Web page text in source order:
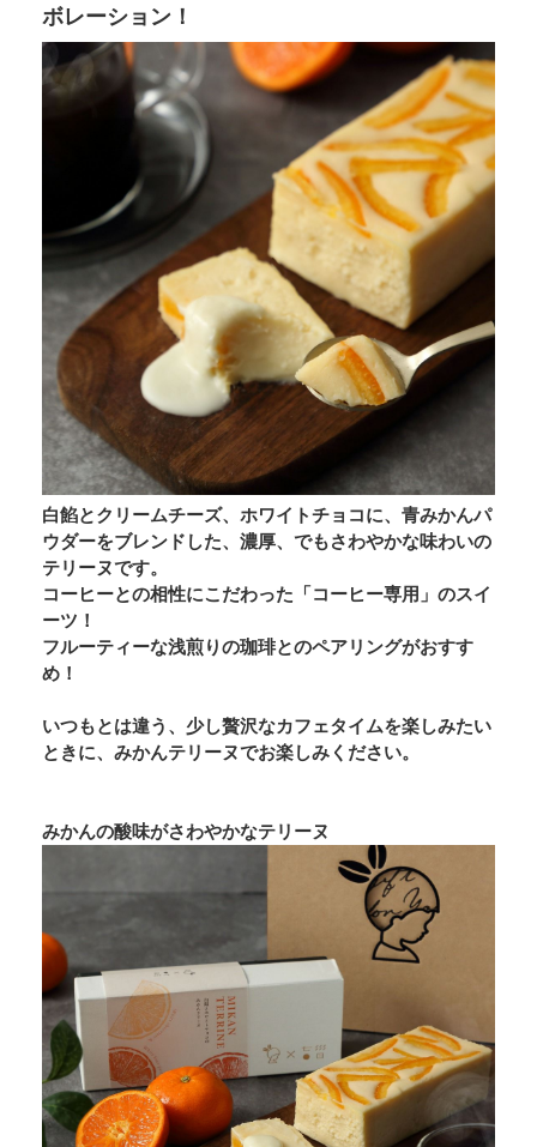
ボレーション！
白餡とクリームチーズ、ホワイトチョコに、青みかんパ
ウダーをブレンドした、濃厚、でもさわやかな味わいの
テリーヌです。
コーヒーとの相性にこだわった「コーヒー専用」のスイ
ーツ！
フルーティーな浅煎りの珈琲とのペアリングがおすす
め！
いつもとは違う、少し贅沢なカフェタイムを楽しみたい
ときに、みかんテリーヌでお楽しみください。
みかんの酸味がさわやかなテリーヌ